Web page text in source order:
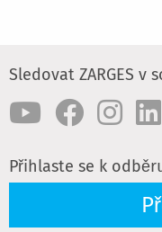
Sledovat ZARGES v
Přihlaste se k